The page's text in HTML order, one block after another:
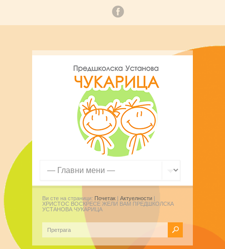
Ви сте на страници: Почетак | Актуелности |
ХРИСТОС ВОСКРЕСЕ ЖЕЛИ ВАМ ПРЕДШКОЛСКА
УСТАНОВА ЧУКАРИЦА